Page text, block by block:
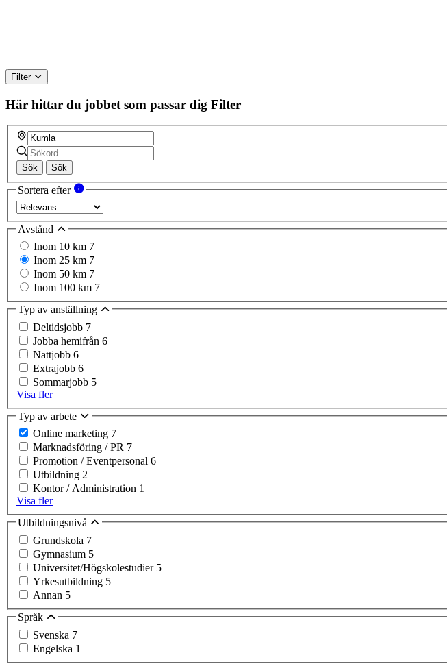
Filter
Här hittar du jobbet som passar dig Filter
Sök Sök
Sortera efter
Avstånd
Inom 10 km 7
Inom 25 km 7
Inom 50 km 7
Inom 100 km 7
Typ av anställning
Deltidsjobb 7
Jobba hemifrån 6
Nattjobb 6
Extrajobb 6
Sommarjobb 5
Visa fler
Typ av arbete
Online marketing 7
Marknadsföring / PR 7
Promotion / Eventpersonal 6
Utbildning 2
Kontor / Administration 1
Visa fler
Utbildningsnivå
Grundskola 7
Gymnasium 5
Universitet/Högskolestudier 5
Yrkesutbildning 5
Annan 5
Språk
Svenska 7
Engelska 1